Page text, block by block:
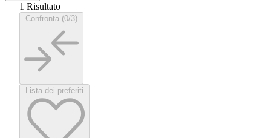
1 Risultato